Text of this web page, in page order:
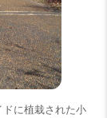
に植栽された小